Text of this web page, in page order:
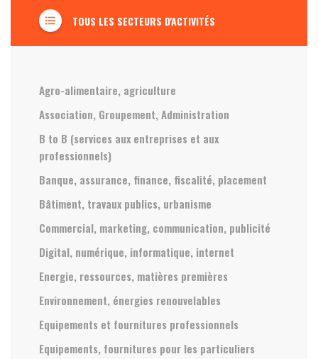
format_list_bulleted TOUS LES SECTEURS D'ACTIVITÉS
Agro-alimentaire, agriculture
Association, Groupement, Administration
B to B (services aux entreprises et aux
professionnels)
Banque, assurance, finance, fiscalité, placement
Bâtiment, travaux publics, urbanisme
Commercial, marketing, communication, publicité
Digital, numérique, informatique, internet
Energie, ressources, matières premières
Environnement, énergies renouvelables
Equipements et fournitures professionnels
Equipements, fournitures pour les particuliers